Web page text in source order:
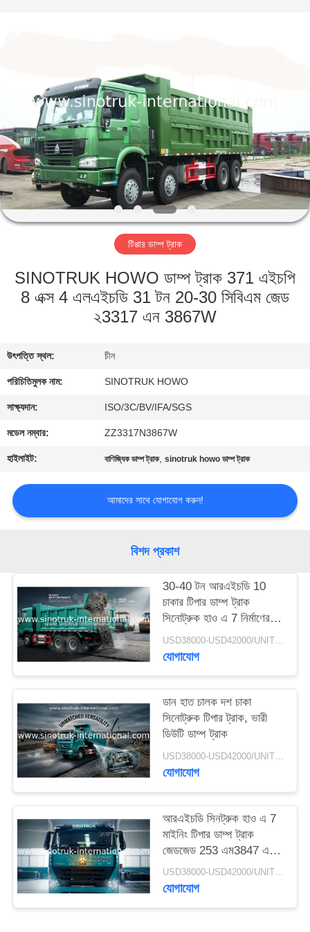
আমাদের
সম্বন্ধে
কারখানা
গুণমান
আমাদের
সাথে
যোগাযোগ
একটি
উদ্ধৃতি
অনুরোধ
সাইট
ম্যাপ
গোপনীয়তা
নীতি
টিপ্পার ডাম্প ট্রাক
SINOTRUK HOWO ডাম্প ট্রাক 371 এইচপি
8 এক্স 4 এলএইচডি 31 টন 20-30 সিবিএম জেড
২3317 এন 3867W
উৎপত্তি স্থল: চীন
পরিচিতিমুলক নাম: SINOTRUK HOWO
সাক্ষ্যদান: ISO/3C/BV/IFA/SGS
মডেল নম্বার: ZZ3317N3867W
হাইলাইট: বাণিজ্যিক ডাম্প ট্রাক,sinotruk howo ডাম্প ট্রাক
আমাদের সাথে যোগাযোগ করুন!
বিশদ প্রকাশ
30-40 টন আরএইচডি 10
চাকার টিপার ডাম্প ট্রাক
সিনোট্রুক হাও এ 7 নির্মাণের
জন্য
USD38000-USD42000/UNIT)negotiation MOQ:1 ইউনিট
যোগাযোগ
ডান হাত চালক দশ চাকা
সিনোট্রুক টিপার ট্রাক, ভারী
ডিউটি ​​ডাম্প ট্রাক
USD38000-USD42000/UNIT)negotiation MOQ:1 ইউনিট
যোগাযোগ
আরএইচডি সিনট্রুক হাও এ 7
মাইনিং টিপার ডাম্প ট্রাক
জেডজেড 253 এম3847 এন 1
এ 7- পি কেবিন দীর্ঘ জীবন
USD38000-USD42000/UNIT)negotiation MOQ:1 ইউনিট
যোগাযোগ